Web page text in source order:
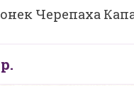
Черепаха